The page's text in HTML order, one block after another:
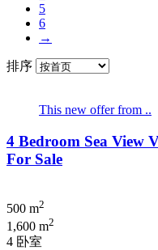
5
6
→
排序
This new offer from ..
4 Bedroom Sea View
For Sale
500 m2
1,600 m2
4 卧室